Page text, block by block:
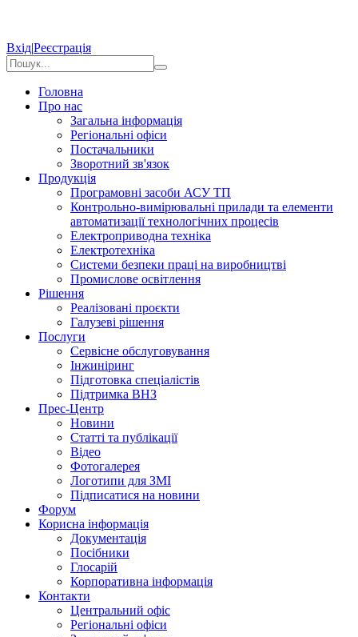
Вхід|Реєстрація
Головна
Про нас
Загальна інформація
Регіональні офіси
Постачальники
Зворотний зв'язок
Продукція
Програмовні засоби АСУ ТП
Контрольно-вимірювальні прилади та елементи
автоматизації технологічних процесів
Електроприводна техніка
Електротехніка
Системи безпеки праці на виробництві
Промислове освітлення
Рішення
Реалізовані проєкти
Галузеві рішення
Послуги
Сервісне обслуговування
Інжиніринг
Підготовка спеціалістів
Підтримка ВНЗ
Прес-Центр
Новини
Статті та публікації
Відео
Фотогалерея
Логотипи для ЗМІ
Підписатися на новини
Форум
Корисна інформація
Документація
Посібники
Глосарій
Корпоративна інформація
Контакти
Центральний офіс
Регіональні офіси